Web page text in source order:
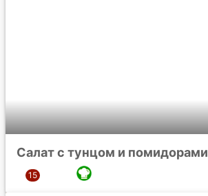
Салат с тунцом и помидорами